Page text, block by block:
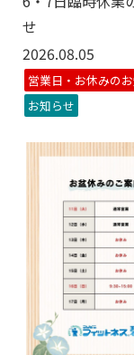
せ
2026.08.05
営業日・お休みの
お知らせ